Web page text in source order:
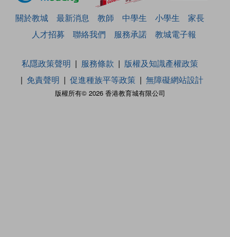
關於教城 最新消息 教師 中學生 小學生
家長
人才招募
聯絡我們 服務承諾 教城電子報
版權所有© 2026 香港教育城有限公司
私隱政策聲明 服務條款
版權及知識產權政策
免責聲明
促進種族平等政策 無障礙網站設計